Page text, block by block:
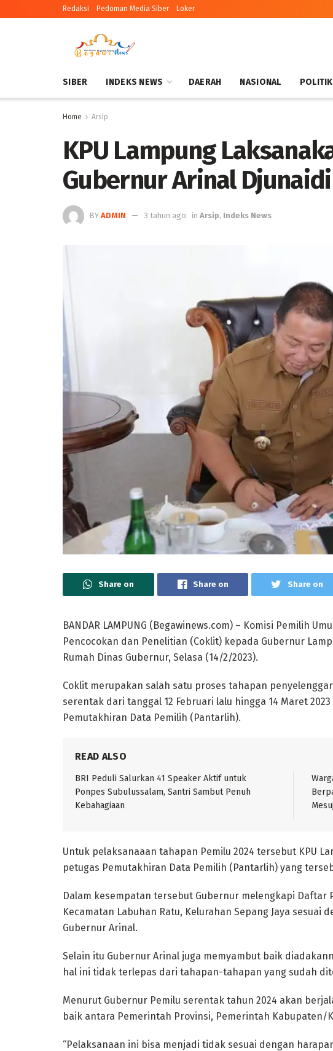
Redaksi Pedoman Media Siber Loker
SIBER INDEKS NEWS DAERAH NASIONAL POLITIK
Home Arsip
KPU Lampung
Gubernur Arinal
BY ADMIN 3 tahun ago in Arsip, Indeks News
Share on Share on Share on
BANDAR LAMPUNG (Begawinews.com) – Komisi Pemilih
Pencocokan dan Penelitian (Coklit) kepada Gubernur
Rumah Dinas Gubernur, Selasa (14/2/2023).
Coklit merupakan salah satu proses tahapan
serentak dari tanggal 12 Februari lalu hingga 14 Maret
Pemutakhiran Data Pemilih (Pantarlih).
READ ALSO
BRI Peduli Salurkan 41 Speaker Aktif untuk
Ponpes Subulussalam, Santri Sambut Penuh
Kebahagiaan
Untuk pelaksanaaan tahapan Pemilu 2024 tersebut KPU
petugas Pemutakhiran Data Pemilih (Pantarlih) yang
Dalam kesempatan tersebut Gubernur melengkapi Daftar
Kecamatan Labuhan Ratu, Kelurahan Sepang Jaya sesuai
Gubernur Arinal.
Selain itu Gubernur Arinal juga memyambut baik
hal ini tidak terlepas dari tahapan-tahapan yang sudah
Menurut Gubernur Pemilu serentak tahun 2024 akan
baik antara Pemerintah Provinsi, Pemerintah Kabupaten/
“Pelaksanaan ini bisa menjadi tidak sesuai dengan